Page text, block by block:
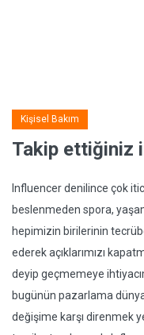
Kişisel Bakım
Takip ettiğiniz
Influencer denilince çok
beslenmeden spora,
hepimizin birilerinin
ederek açıklarımızı
deyip geçmemeye
bugünün pazarlama
değişime karşı direnmek